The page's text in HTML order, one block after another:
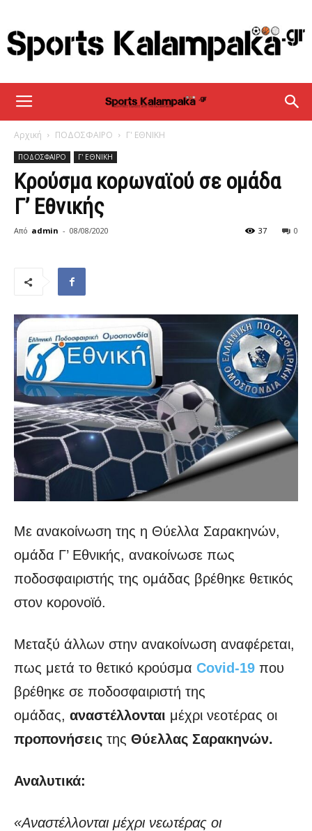
sportskalampaka
Αρχική ΠΟΔΟΣΦΑΙΡΟ Γ' ΕΘΝΙΚΗ
ΠΟΔΟΣΦΑΙΡΟ Γ' ΕΘΝΙΚΗ
Κρούσμα κορωναϊού σε ομάδα
Γ’ Εθνικής
Από admin - 08/08/2020 0
37
Με ανακοίνωση της η Θύελλα Σαρακηνών,
ομάδα Γ’ Εθνικής, ανακοίνωσε πως
ποδοσφαιριστής της ομάδας βρέθηκε θετικός
στον κορονοϊό.
Μεταξύ άλλων στην ανακοίνωση αναφέρεται,
πως μετά το θετικό κρούσμα Covid-19 που
βρέθηκε σε ποδοσφαιριστή της
ομάδας, αναστέλλονται μέχρι νεοτέρας οι
προπονήσεις της Θύελλας Σαρακηνών.
Αναλυτικά:
«Αναστέλλονται μέχρι νεωτέρας οι